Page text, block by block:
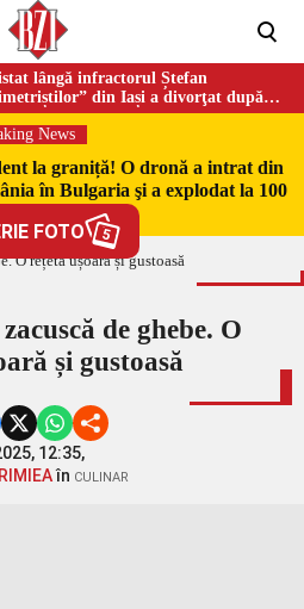
lângă infractorul Ștefan
din Iași a divorţat după
News
la graniță! O dronă a intrat din
în Bulgaria şi a explodat la 100
de frontieră
FOTO 5
de ghebe. O
și gustoasă
12:35,
în CULINAR